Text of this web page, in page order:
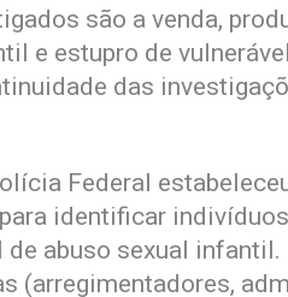
são a venda,
e estupro de
das
Federal
identificar
abuso sexual
(arregimentadores,